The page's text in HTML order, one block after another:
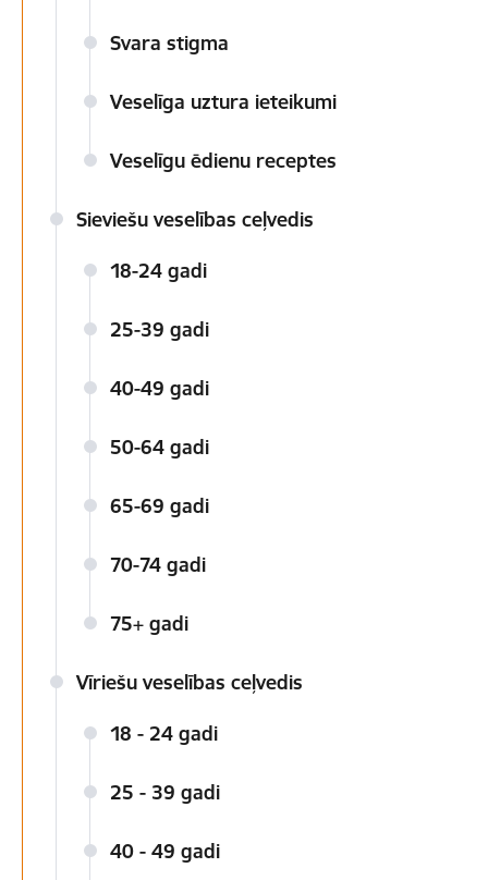
Svara stigma
Veselīga uztura ieteikumi
Veselīgu ēdienu receptes
Sieviešu veselības ceļvedis
18-24 gadi
25-39 gadi
40-49 gadi
50-64 gadi
65-69 gadi
70-74 gadi
75+ gadi
Vīriešu veselības ceļvedis
18 - 24 gadi
25 - 39 gadi
40 - 49 gadi